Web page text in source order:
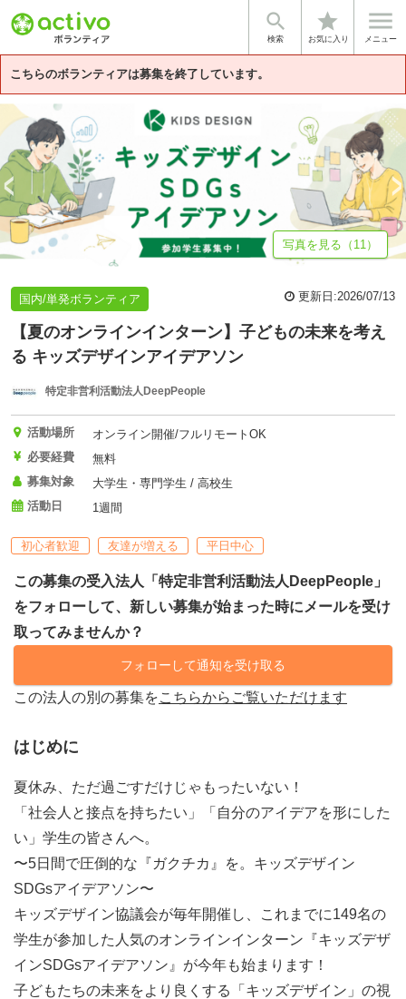

検索
star
お気に入り

メニュー
こちらのボランティアは募集を終了しています。
はじめに 基本情報 体験談・雰囲気 法人情報
写真を見る（11）
国内/単発ボランティア 更新日:2026/07/13
【夏のオンラインインターン】子どもの未来を考え
る キッズデザインアイデアソン
特定非営利活動法人DeepPeople
活動場所
オンライン開催/フルリモートOK
必要経費
無料
募集対象
大学生・専門学生 / 高校生
活動日
1週間
初心者歓迎 友達が増える 平日中心
この募集の受入法人「特定非営利活動法人DeepPeople」
をフォローして、新しい募集が始まった時にメールを受け
取ってみませんか？
フォローして通知を受け取る
この法人の別の募集をこちらからご覧いただけます
はじめに
夏休み、ただ過ごすだけじゃもったいない！
「社会人と接点を持ちたい」「自分のアイデアを形にした
い」学生の皆さんへ。
〜5日間で圧倒的な『ガクチカ』を。キッズデザイン
SDGsアイデアソン〜
キッズデザイン協議会が毎年開催し、これまでに149名の
学生が参加した人気のオンラインインターン『キッズデザ
インSDGsアイデアソン』が今年も始まります！
子どもたちの未来をより良くする「キッズデザイン」の視